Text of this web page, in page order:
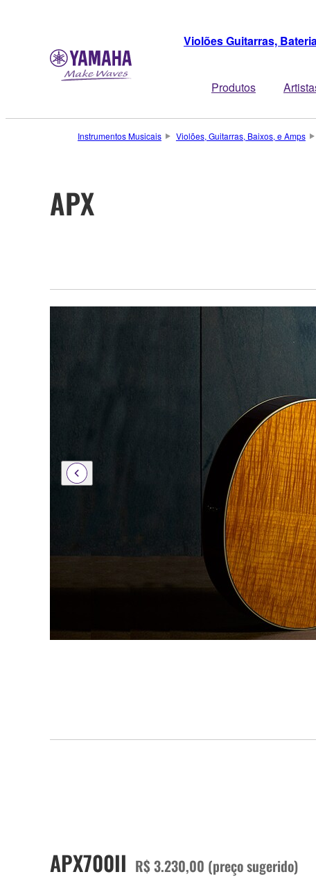
Violões Guitarras,
Produtos
Instrumentos Musicais Violões, Guitarras, Baixos, e Amps
APX
APX700II R$ 3.230,00 (preço sugerido)